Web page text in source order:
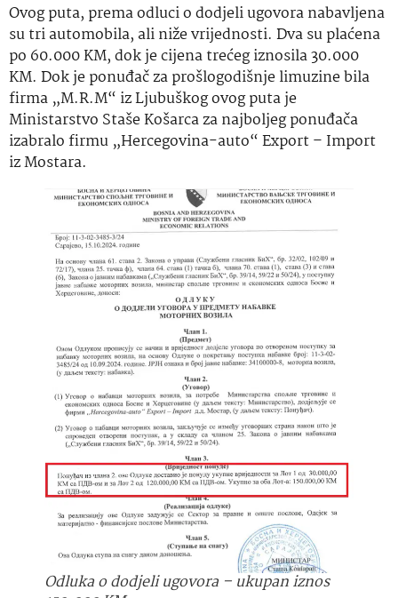
Ovog puta, prema odluci o dodjeli ugovora nabavljena
su tri automobila, ali niže vrijednosti. Dva su plaćena
po 60.000 KM, dok je cijena trećeg iznosila 30.000
KM. Dok je ponuđač za prošlogodišnje limuzine bila
firma „M.R.M“ iz Ljubuškog ovog puta je
Ministarstvo Staše Košarca za najboljeg ponuđača
izabralo firmu „Hercegovina-auto“ Export – Import
iz Mostara.
Odluka o dodjeli ugovora – ukupan iznos